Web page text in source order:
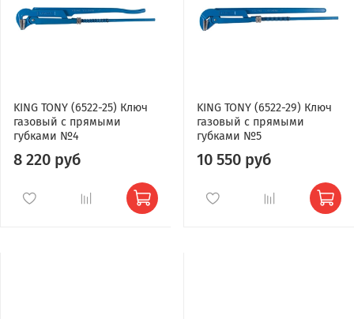
KING TONY (6522-25) Ключ
газовый с прямыми
губками №4
8 220 руб
KING TONY (6522-29) Ключ
газовый с прямыми
губками №5
10 550 руб